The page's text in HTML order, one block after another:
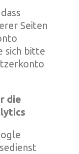
Seiten
sich bitte
die